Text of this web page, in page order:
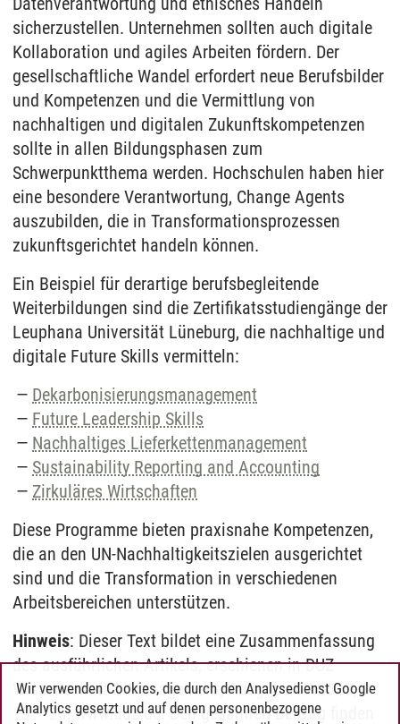
sicherzustellen. Unternehmen sollten auch digitale
Kollaboration und agiles Arbeiten fördern. Der
gesellschaftliche Wandel erfordert neue Berufsbilder
und Kompetenzen und die Vermittlung von
nachhaltigen und digitalen Zukunftskompetenzen
sollte in allen Bildungsphasen zum
Schwerpunktthema werden. Hochschulen haben hier
eine besondere Verantwortung, Change Agents
auszubilden, die in Transformationsprozessen
zukunftsgerichtet handeln können.
Ein Beispiel für derartige berufsbegleitende
Weiterbildungen sind die Zertifikatsstudiengänge der
Leuphana Universität Lüneburg, die nachhaltige und
digitale Future Skills vermitteln:
Dekarbonisierungsmanagement
Future Leadership Skills
Nachhaltiges Lieferkettenmanagement
Sustainability Reporting and Accounting
Zirkuläres Wirtschaften
Diese Programme bieten praxisnahe Kompetenzen,
die an den UN-Nachhaltigkeitszielen ausgerichtet
sind und die Transformation in verschiedenen
Arbeitsbereichen unterstützen.
Hinweis: Dieser Text bildet eine Zusammenfassung
des ausführlichen Artikels, erschienen in DUZ
Wissenschaft & Management, Ausgabe 07.2023, S.
19 – 23, www.duz.de. Den gesamten Beitrag finden
Wir verwenden Cookies, die durch den Analysedienst Google
Analytics gesetzt und auf denen personenbezogene